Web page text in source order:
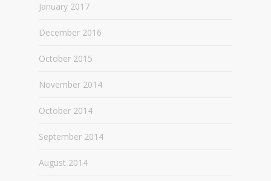
January 2017
December 2016
October 2015
November 2014
October 2014
September 2014
August 2014